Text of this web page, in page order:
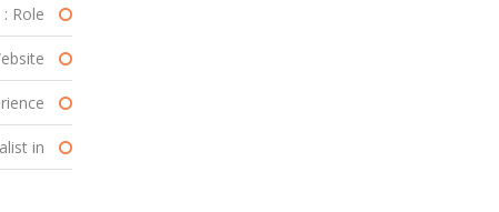
Role :
:
:
in :